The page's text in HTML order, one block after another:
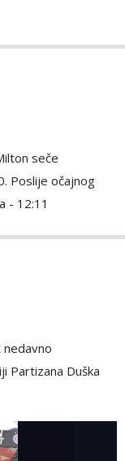
seče
Poslije očajnog
- 12:11
Partizana Duška